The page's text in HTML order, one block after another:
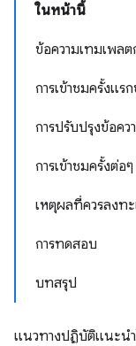
ในหน้านี้
ข้อความเทมเพล
การเข้าชมครั้งแร
การปรับปรุงข้อค
การเข้าชมครั้งต่อ
เหตุผลที่ควรลงท
การทดสอบ
บทสรุป
แนวทางปฏิบัติแนะนำ